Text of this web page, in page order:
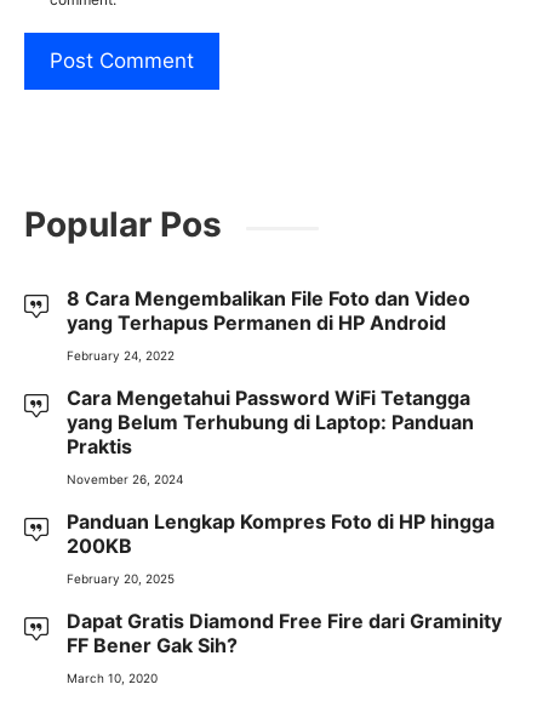
Popular Pos
8 Cara Mengembalikan File Foto dan Video
yang Terhapus Permanen di HP Android
February 24, 2022
Cara Mengetahui Password WiFi Tetangga
yang Belum Terhubung di Laptop: Panduan
Praktis
November 26, 2024
Panduan Lengkap Kompres Foto di HP hingga
200KB
February 20, 2025
Dapat Gratis Diamond Free Fire dari Graminity
FF Bener Gak Sih?
March 10, 2020